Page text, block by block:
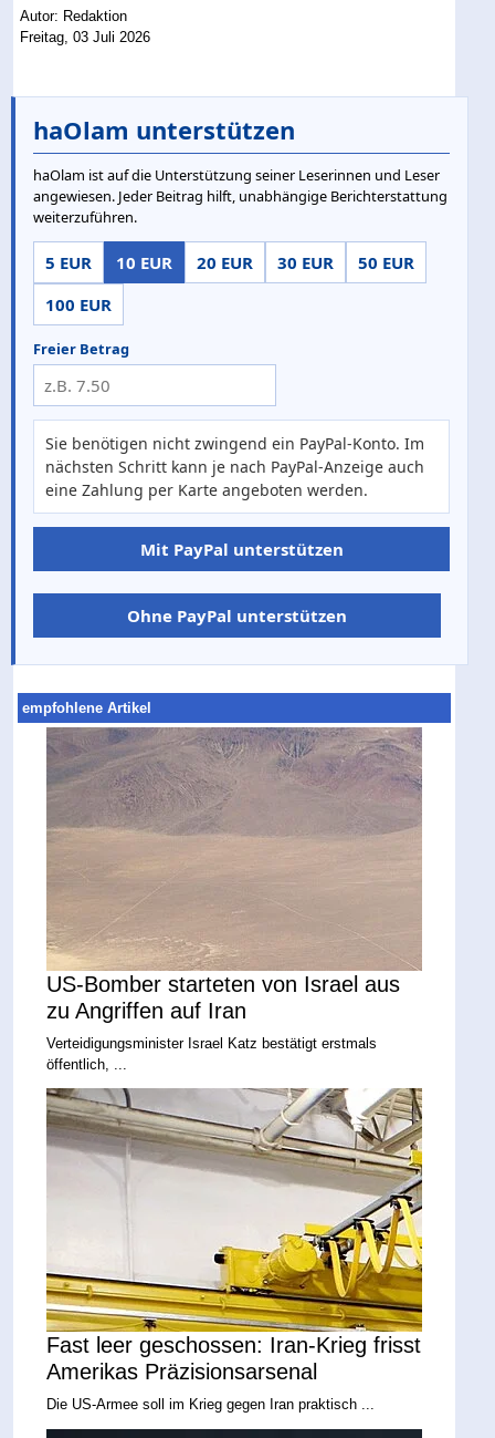
Autor: Redaktion
Freitag, 03 Juli 2026
haOlam unterstützen
haOlam ist auf die Unterstützung seiner Leserinnen und Leser
angewiesen. Jeder Beitrag hilft, unabhängige Berichterstattung
weiterzuführen.
5 EUR 10 EUR 20 EUR 30 EUR
50 EUR
100 EUR
Freier Betrag
Sie benötigen nicht zwingend ein PayPal-Konto. Im
nächsten Schritt kann je nach PayPal-Anzeige auch
eine Zahlung per Karte angeboten werden.
Mit PayPal unterstützen
Ohne PayPal unterstützen
empfohlene Artikel
US-Bomber starteten von Israel aus
zu Angriffen auf Iran
Verteidigungsminister Israel Katz bestätigt erstmals
öffentlich, ...
Fast leer geschossen: Iran-Krieg frisst
Amerikas Präzisionsarsenal
Die US-Armee soll im Krieg gegen Iran praktisch ...